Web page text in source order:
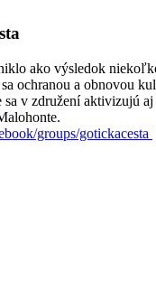
ako výsledok
ochranou a obnovou
v združení aktivizujú
groups/gotickacesta